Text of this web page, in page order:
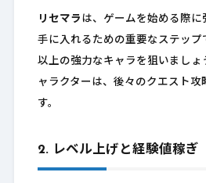
リセマラ は、ゲームを始める際に
手に入れるための重要なステッ
以上の強力なキャラを狙いましょ
ャラクターは、後々のクエスト攻
す。
2. レベル上げと経験値稼ぎ